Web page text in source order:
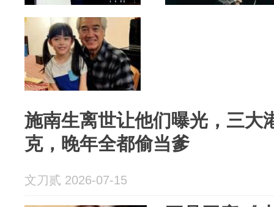
施南生离世让他们曝光，三大
克，晚年全都偷当爹
文刀贰 2026-07-15